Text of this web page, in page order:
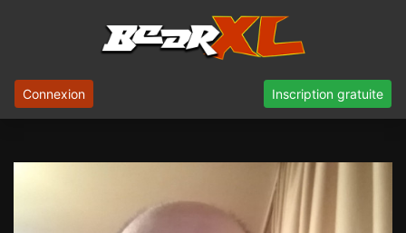
Connexion Inscription gratuite